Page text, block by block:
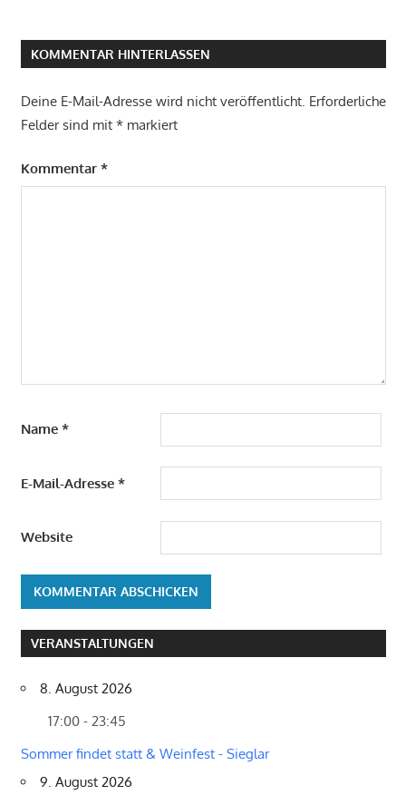
KOMMENTAR HINTERLASSEN
Deine E-Mail-Adresse wird nicht veröffentlicht. Erforderliche
Felder sind mit *markiert
Kommentar *
Name *
E-Mail-Adresse *
Website
VERANSTALTUNGEN
8. August 2026
17:00 - 23:45
Sommer findet statt & Weinfest - Sieglar
9. August 2026